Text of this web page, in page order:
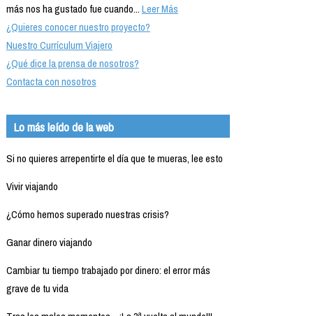
más nos ha gustado fue cuando...Leer Más
¿Quieres conocer nuestro proyecto?
Nuestro Currículum Viajero
¿Qué dice la prensa de nosotros?
Contacta con nosotros
Lo más leído de la web
Si no quieres arrepentirte el día que te mueras, lee esto
Vivir viajando
¿Cómo hemos superado nuestras crisis?
Ganar dinero viajando
Cambiar tu tiempo trabajado por dinero: el error más
grave de tu vida